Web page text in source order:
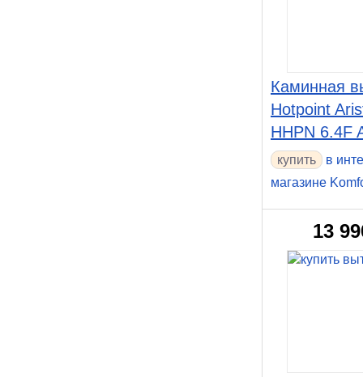
Каминная
Hotpoint
HHPN 6.4F
в
магазине
13